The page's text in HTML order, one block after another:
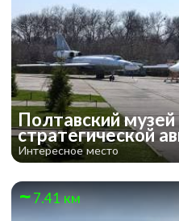
Полтавский
стратегической
Интересное место
7.41 км